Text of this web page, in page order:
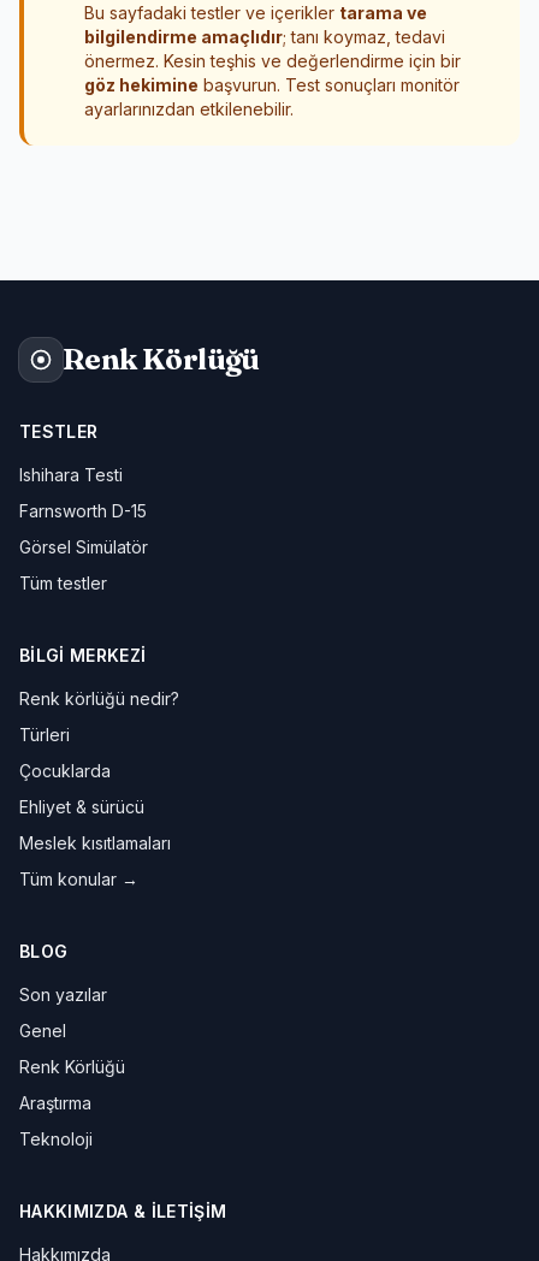
Bu sayfadaki testler ve içerikler tarama ve
bilgilendirme amaçlıdır; tanı koymaz, tedavi
önermez. Kesin teşhis ve değerlendirme için bir
göz hekimine başvurun. Test sonuçları monitör
ayarlarınızdan etkilenebilir.
Renk Körlüğü
TESTLER
Ishihara Testi
Farnsworth D-15
Görsel Simülatör
Tüm testler
BILGI MERKEZI
Renk körlüğü nedir?
Türleri
Çocuklarda
Ehliyet & sürücü
Meslek kısıtlamaları
Tüm konular →
BLOG
Son yazılar
Genel
Renk Körlüğü
Araştırma
Teknoloji
HAKKIMIZDA & İLETIŞIM
Hakkımızda